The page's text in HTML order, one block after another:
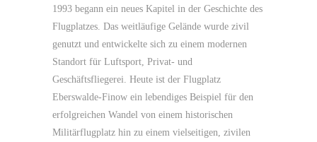
1993 begann ein neues Kapitel in der Geschichte des
Flugplatzes. Das weitläufige Gelände wurde zivil
genutzt und entwickelte sich zu einem modernen
Standort für Luftsport, Privat- und
Geschäftsfliegerei. Heute ist der Flugplatz
Eberswalde-Finow ein lebendiges Beispiel für den
erfolgreichen Wandel von einem historischen
Militärflugplatz hin zu einem vielseitigen, zivilen